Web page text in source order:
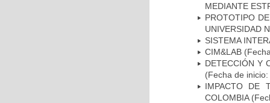
MEDIANTE
PROTOTIPO
UNIVERSIDAD
SISTEMA
CIM&LAB
DETECCIÓN Y
(Fecha de
IMPACTO DE
COLOMBIA